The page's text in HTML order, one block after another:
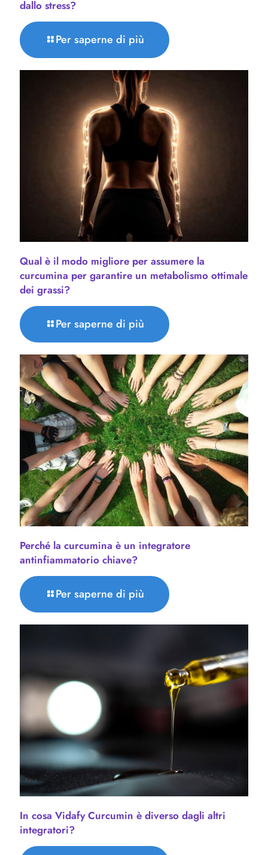
dallo stress?
Per saperne di più
Qual è il modo migliore per assumere la
curcumina per garantire un metabolismo ottimale
dei grassi?
Per saperne di più
Perché la curcumina è un integratore
antinfiammatorio chiave?
Per saperne di più
In cosa Vidafy Curcumin è diverso dagli altri
integratori?